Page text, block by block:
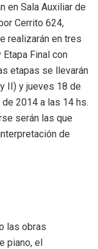
en Sala Auxiliar de
Cerrito 624,
realizarán en tres
Etapa Final con
etapas se llevarán
II) y jueves 18 de
2014 a las 14 hs.
serán las que
de
las obras
piano, el